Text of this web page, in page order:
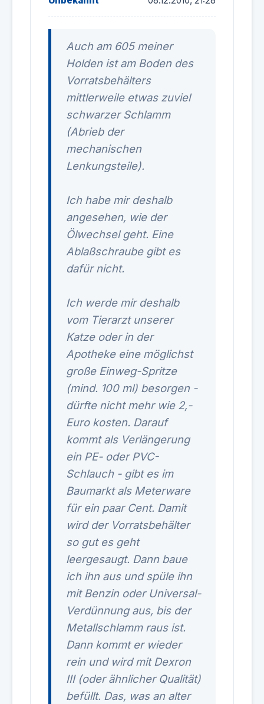
Auch am 605 meiner
Holden ist am Boden des
Vorratsbehälters
mittlerweile etwas zuviel
schwarzer Schlamm
(Abrieb der
mechanischen
Lenkungsteile).
Ich habe mir deshalb
angesehen, wie der
Ölwechsel geht. Eine
Ablaßschraube gibt es
dafür nicht.
Ich werde mir deshalb
vom Tierarzt unserer
Katze oder in der
Apotheke eine möglichst
große Einweg-Spritze
(mind. 100 ml) besorgen -
dürfte nicht mehr wie 2,-
Euro kosten. Darauf
kommt als Verlängerung
ein PE- oder PVC-
Schlauch - gibt es im
Baumarkt als Meterware
für ein paar Cent. Damit
wird der Vorratsbehälter
so gut es geht
leergesaugt. Dann baue
ich ihn aus und spüle ihn
mit Benzin oder Universal-
Verdünnung aus, bis der
Metallschlamm raus ist.
Dann kommt er wieder
rein und wird mit Dexron
III (oder ähnlicher Qualität)
befüllt. Das, was an alter